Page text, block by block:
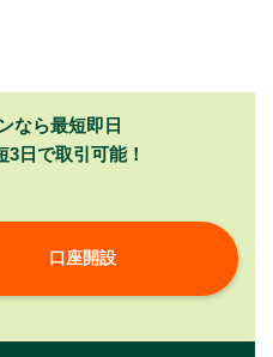
なら最短即日
日で取引可能！
口座開設